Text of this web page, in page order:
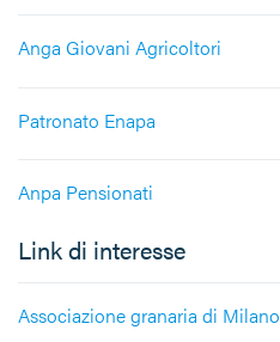
Anga Giovani Agricoltori
Patronato Enapa
Anpa Pensionati
Link di interesse
Associazione granaria di Milano